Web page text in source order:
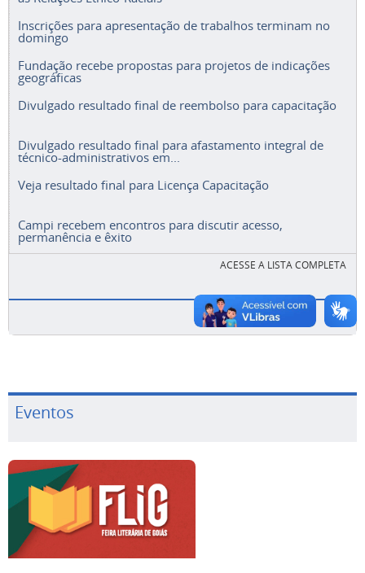
Inscrições para apresentação de trabalhos terminam no
domingo
Fundação recebe propostas para projetos de indicações
geográficas
Divulgado resultado final de reembolso para capacitação
Divulgado resultado final para afastamento integral de
técnico-administrativos em...
Veja resultado final para Licença Capacitação
Campi recebem encontros para discutir acesso,
permanência e êxito
ACESSE A LISTA COMPLETA
Eventos